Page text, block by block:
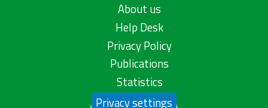
About us
Help Desk
Privacy Policy
Publications
Statistics
Privacy settings